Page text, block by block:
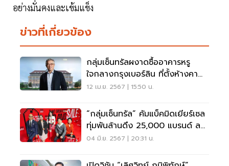
อย่างมั่นคงและเข้มแข็ง
ข่าวที่เกี่ยวข้อง
กลุ่มเซ็นทรัลผงาดซื้ออาคารหรู
ใจกลางกรุงเบอร์ลิน ที่ตั้งห้างคา
เดเว
12 เม.ย. 2567 | 15:50 น.
“กลุ่มเซ็นทรัล” คัมแบ็คมิดเยียร์เซล
ทุ่มพันล้านดึง 25,000 แบรนด์ ลด
จัดหนัก
04 มิ.ย. 2567 | 20:31 น.